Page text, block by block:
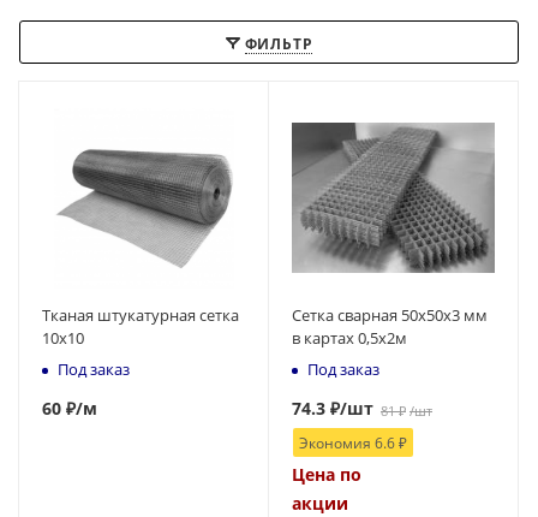
ФИЛЬТР
Тканая штукатурная сетка
10х10
Под заказ
60 ₽/м
Сетка сварная 50х50х3 мм
в картах 0,5х2м
Под заказ
81₽ /шт
74.3 ₽/шт
Экономия 6.6₽
Цена по
акции